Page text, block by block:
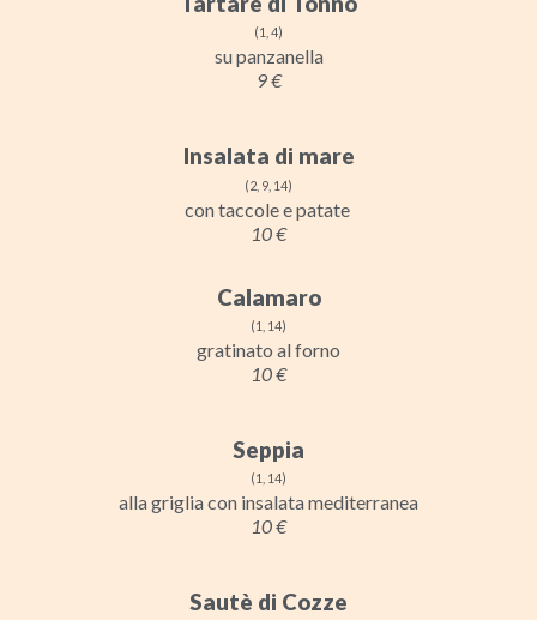
(1, 4)
su panzanella
9 €
Insalata di mare
(2, 9, 14)
con taccole e patate
10 €
Calamaro
(1, 14)
gratinato al forno
10 €
Seppia
(1, 14)
alla griglia con insalata mediterranea
10 €
Sautè di Cozze